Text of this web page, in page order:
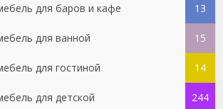
для баров и кафе 13
для ванной 15
для гостиной 14
для детской 244